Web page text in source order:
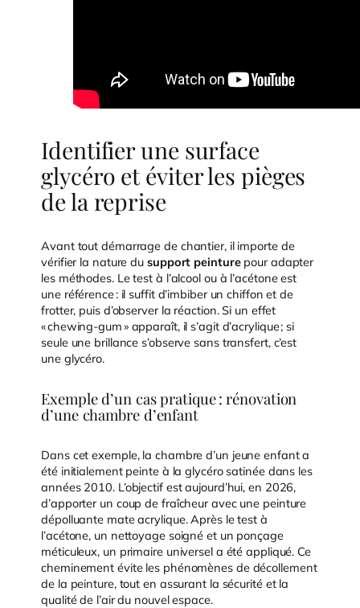
Identifier une surface
glycéro et éviter les pièges
de la reprise
Avant tout démarrage de chantier, il importe de
vérifier la nature du support peinturepour adapter
les méthodes. Le test à l’alcool ou à l’acétone est
une référence : il suffit d’imbiber un chiffon et de
frotter, puis d’observer la réaction. Si un effet
« chewing-gum » apparaît, il s’agit d’acrylique ; si
seule une brillance s’observe sans transfert, c’est
une glycéro.
Exemple d’un cas pratique : rénovation
d’une chambre d’enfant
Dans cet exemple, la chambre d’un jeune enfant a
été initialement peinte à la glycéro satinée dans les
années 2010. L’objectif est aujourd’hui, en 2026,
d’apporter un coup de fraîcheur avec une peinture
dépolluante mate acrylique. Après le test à
l’acétone, un nettoyage soigné et un ponçage
méticuleux, un primaire universel a été appliqué. Ce
cheminement évite les phénomènes de décollement
de la peinture, tout en assurant la sécurité et la
qualité de l’air du nouvel espace.